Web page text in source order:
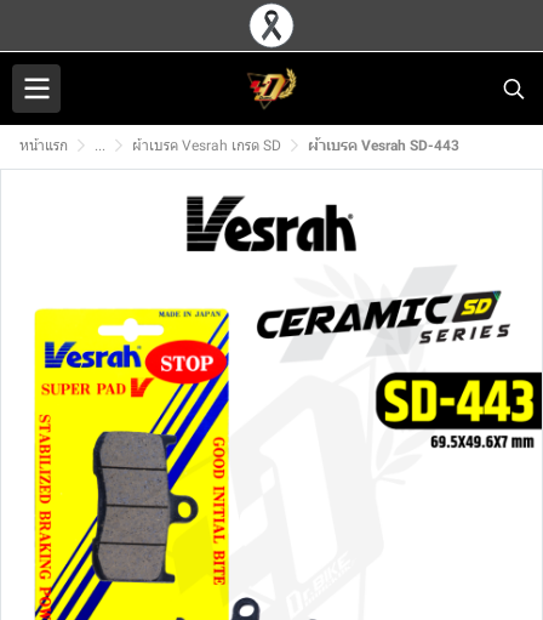
หน้าแรก ... ผ้าเบรค Vesrah เกรด SD ผ้าเบรค Vesrah SD-443